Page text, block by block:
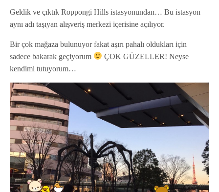
Geldik ve çıktık Roppongi Hills istasyonundan… Bu istasyon
aynı adı taşıyan alışveriş merkezi içerisine açılıyor.
Bir çok mağaza bulunuyor fakat aşırı pahalı oldukları için
sadece bakarak geçiyorum
ÇOK GÜZELLER! Neyse
kendimi tutuyorum…